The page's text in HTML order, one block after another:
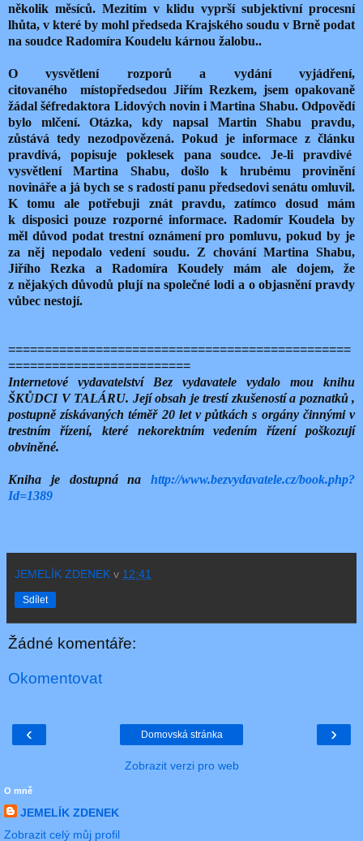
několik měsíců. Mezitím v klidu vyprší subjektivní procesní
lhůta, v které by mohl předseda Krajského soudu v Brně podat
na soudce Radomíra Koudelu kárnou žalobu..
O vysvětlení rozporů a vydání vyjádření,
citovaného
místopředsedou Jiřím Rezkem, jsem opakovaně
žádal šéfredaktora Lidových novin i Martina Shabu. Odpovědí
bylo mlčení. Otázka, kdy napsal Martin Shabu pravdu,
zůstává tedy nezodpovězená. Pokud je informace z článku
pravdivá, popisuje poklesek pana soudce. Je-li pravdivé
vysvětlení Martina Shabu, došlo k hrubému provinění
novináře a já bych se s radostí panu předsedovi senátu omluvil.
K tomu ale potřebuji znát pravdu, zatímco dosud mám
k disposici pouze rozporné informace. Radomír Koudela by
měl důvod podat trestní oznámení pro pomluvu, pokud by je
za něj nepodalo vedení soudu. Z chování Martina Shabu,
Jiřího Rezka a Radomíra Koudely mám ale dojem, že
z nějakých důvodů plují na společné lodi a o objasnění pravdy
vůbec nestojí.
===============================================
=========================
Internetové vydavatelství Bez vydavatele vydalo mou knihu
ŠKŮDCI V TALÁRU. Její obsah je trestí zkušeností a poznatků ,
postupně získávaných téměř 20 let v půtkách s orgány činnými v
trestním řízení, které nekorektním vedením řízení poškozují
obviněné.
Kniha je dostupná na http://www.bezvydavatele.cz/book.php?
Id=1389
JEMELÍK ZDENEK v 12:41
Sdílet
Žádné komentáře:
Okomentovat
‹ ›
Domovská stránka
Zobrazit verzi pro web
O mně
JEMELÍK ZDENEK
Zobrazit celý můj profil